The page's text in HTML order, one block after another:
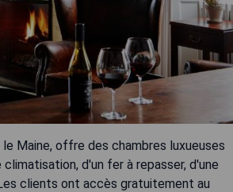
Maine, offre des chambres luxueuses
d'un fer à repasser, d'une
clients ont accès gratuitement au